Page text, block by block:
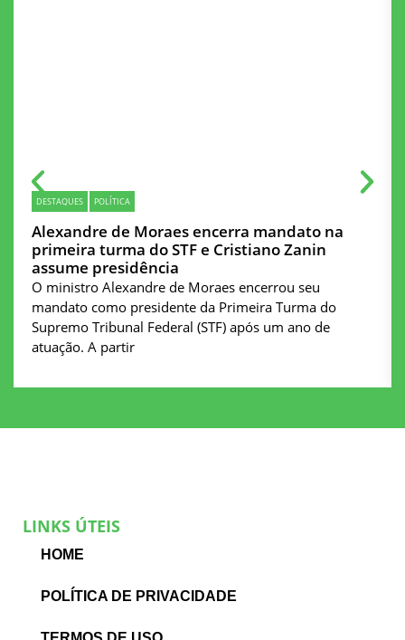
DESTAQUES POLÍTICA
Alexandre de Moraes encerra mandato na
primeira turma do STF e Cristiano Zanin
assume presidência
O ministro Alexandre de Moraes encerrou seu
mandato como presidente da Primeira Turma do
Supremo Tribunal Federal (STF) após um ano de
atuação. A partir
LINKS ÚTEIS
HOME
POLÍTICA DE PRIVACIDADE